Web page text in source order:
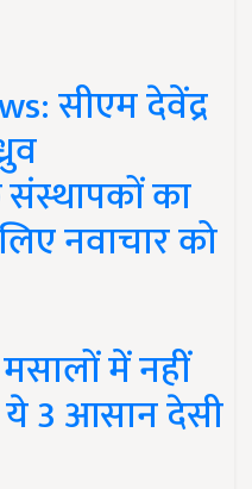
सीएम देवेंद्र
का
नवाचार को
में नहीं
3 आसान देसी